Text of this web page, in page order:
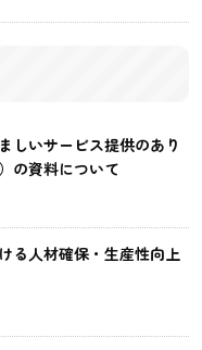
しいサービス提供のあり
の資料について
る人材確保・生産性向上